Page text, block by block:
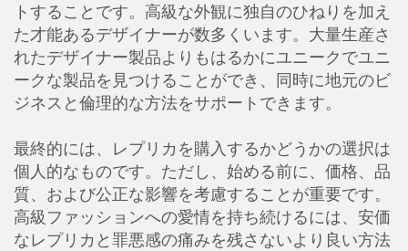
トすることです。高級な外観に独自のひねりを加え
た才能あるデザイナーが数多くいます。大量生産さ
れたデザイナー製品よりもはるかにユニークでユニ
ークな製品を見つけることができ、同時に地元のビ
ジネスと倫理的な方法をサポートできます。
最終的には、レプリカを購入するかどうかの選択は
個人的なものです。ただし、始める前に、価格、品
質、および公正な影響を考慮することが重要です。
高級ファッションへの愛情を持ち続けるには、安価
なレプリカと罪悪感の痛みを残さないより良い方法